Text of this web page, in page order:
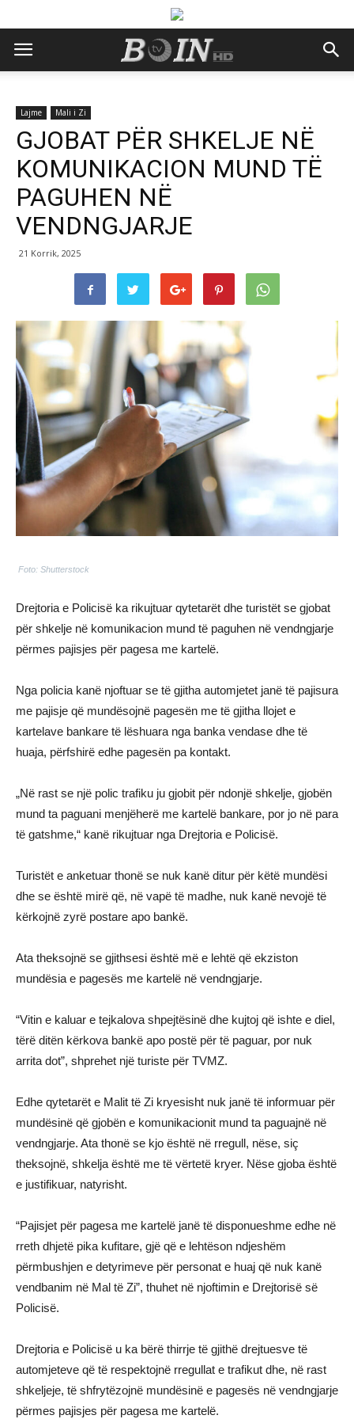
Lajme Mali i Zi
GJOBAT PËR SHKELJE NË
KOMUNIKACION MUND TË
PAGUHEN NË
VENDNGJARJE
21 Korrik, 2025
Foto: Shutterstock
Drejtoria e Policisë ka rikujtuar qytetarët dhe turistët se gjobat
për shkelje në komunikacion mund të paguhen në vendngjarje
përmes pajisjes për pagesa me kartelë.
Nga policia kanë njoftuar se të gjitha automjetet janë të pajisura
me pajisje që mundësojnë pagesën me të gjitha llojet e
kartelave bankare të lëshuara nga banka vendase dhe të
huaja, përfshirë edhe pagesën pa kontakt.
„Në rast se një polic trafiku ju gjobit për ndonjë shkelje, gjobën
mund ta paguani menjëherë me kartelë bankare, por jo në para
të gatshme,“ kanë rikujtuar nga Drejtoria e Policisë.
Turistët e anketuar thonë se nuk kanë ditur për këtë mundësi
dhe se është mirë që, në vapë të madhe, nuk kanë nevojë të
kërkojnë zyrë postare apo bankë.
Ata theksojnë se gjithsesi është më e lehtë që ekziston
mundësia e pagesës me kartelë në vendngjarje.
“Vitin e kaluar e tejkalova shpejtësinë dhe kujtoj që ishte e diel,
tërë ditën kërkova bankë apo postë për të paguar, por nuk
arrita dot”, shprehet një turiste për TVMZ.
Edhe qytetarët e Malit të Zi kryesisht nuk janë të informuar për
mundësinë që gjobën e komunikacionit mund ta paguajnë në
vendngjarje. Ata thonë se kjo është në rregull, nëse, siç
theksojnë, shkelja është me të vërtetë kryer. Nëse gjoba është
e justifikuar, natyrisht.
“Pajisjet për pagesa me kartelë janë të disponueshme edhe në
rreth dhjetë pika kufitare, gjë që e lehtëson ndjeshëm
përmbushjen e detyrimeve për personat e huaj që nuk kanë
vendbanim në Mal të Zi”, thuhet në njoftimin e Drejtorisë së
Policisë.
Drejtoria e Policisë u ka bërë thirrje të gjithë drejtuesve të
automjeteve që të respektojnë rregullat e trafikut dhe, në rast
shkeljeje, të shfrytëzojnë mundësinë e pagesës në vendngjarje
përmes pajisjes për pagesa me kartelë.